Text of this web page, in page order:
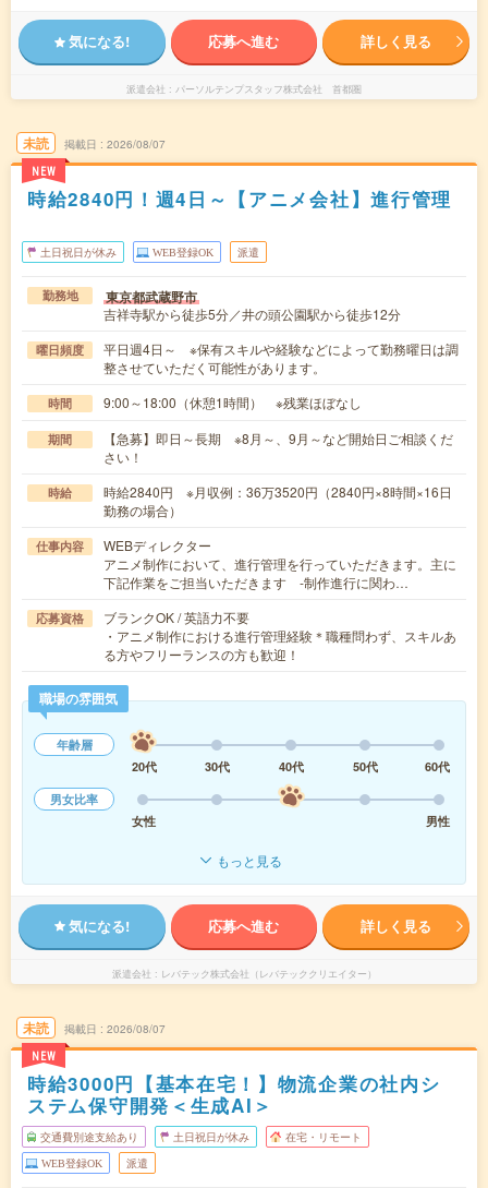
気になる! 応募へ進む 詳しく見る
派遣会社 パーソルテンプスタッフ株式会社 首都圏
未読
NEW
掲載日 2026/08/07
時給2840円！週4日～【アニメ会社】進行管理
土日祝日が休み WEB登録OK 派遣
勤務地 東京都武蔵野市
吉祥寺駅から徒歩5分／井の頭公園駅から徒歩12分
曜日頻度
平日週4日～ ※保有スキルや経験などによって勤務曜日は調
整させていただく可能性があります。
時間 9:00～18:00（休憩1時間） ※残業ほぼなし
期間
【急募】即日～長期 ※8月～、9月～など開始日ご相談くだ
さい！
時給
時給2840円 ※月収例：36万3520円（2840円×8時間×16日
勤務の場合）
仕事内容
WEBディレクター
アニメ制作において、進行管理を行っていただきます。主に
下記作業をご担当いただきます ‐制作進行に関わ…
応募資格
ブランクOK / 英語力不要
・アニメ制作における進行管理経験＊職種問わず、スキルあ
る方やフリーランスの方も歓迎！
職場の雰囲気
年齢層
20代
30代 40代 50代
60代
男女比率
女性
男性
もっと見る
気になる! 応募へ進む 詳しく見る
派遣会社 レバテック株式会社（レバテッククリエイター）
未読
NEW
掲載日 2026/08/07
時給3000円【基本在宅！】物流企業の社内シ
ステム保守開発＜生成AI＞
交通費別途支給あり 土日祝日が休み 在宅・リモート
WEB登録OK 派遣